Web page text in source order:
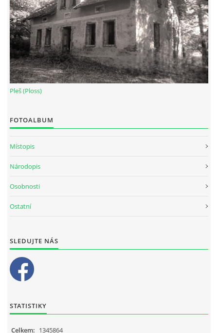
Pleš (Ploss)
FOTOALBUM
Místopis
Národopis
Osobnosti
Ostatní
SLEDUJTE NÁS
STATISTIKY
Celkem: 1345864